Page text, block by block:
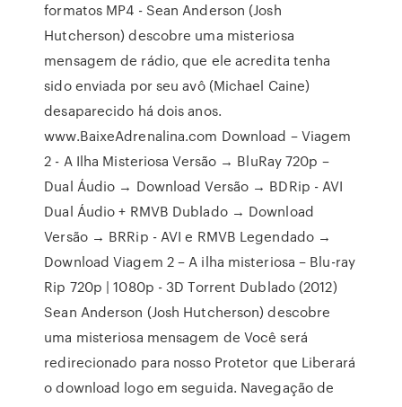
formatos MP4 - Sean Anderson (Josh
Hutcherson) descobre uma misteriosa
mensagem de rádio, que ele acredita tenha
sido enviada por seu avô (Michael Caine)
desaparecido há dois anos.
www.BaixeAdrenalina.com Download – Viagem
2 - A Ilha Misteriosa Versão → BluRay 720p –
Dual Áudio → Download Versão → BDRip - AVI
Dual Áudio + RMVB Dublado → Download
Versão → BRRip - AVI e RMVB Legendado →
Download Viagem 2 – A ilha misteriosa – Blu-ray
Rip 720p | 1080p - 3D Torrent Dublado (2012)
Sean Anderson (Josh Hutcherson) descobre
uma misteriosa mensagem de Você será
redirecionado para nosso Protetor que Liberará
o download logo em seguida. Navegação de